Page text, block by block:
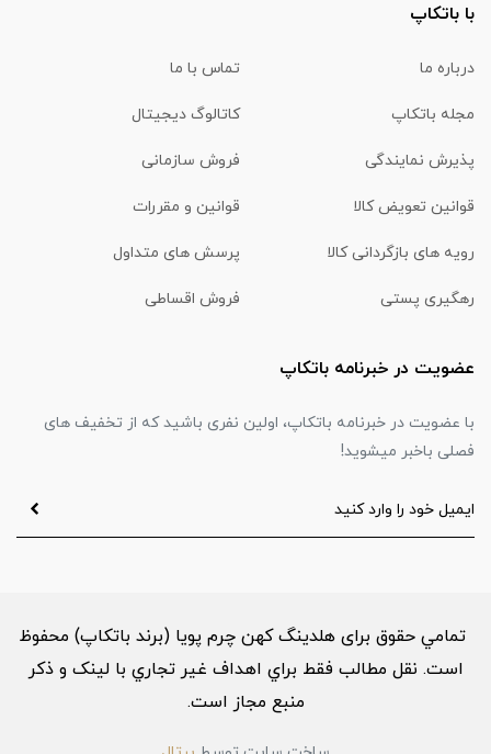
با باتکاپ
درباره ما تماس با ما
مجله باتکاپ کاتالوگ دیجیتال
پذیرش نمایندگی فروش سازمانی
قوانین تعویض کالا قوانین و مقررات
رویه های بازگردانی کالا پرسش های متداول
رهگیری پستی فروش اقساطی
عضویت در خبرنامه باتکاپ
با عضویت در خبرنامه باتکاپ، اولین نفری باشید که از تخفیف های
فصلی باخبر میشوید!
تمامي حقوق برای هلدینگ کهن چرم پویا (برند باتکاپ) محفوظ
است. نقل مطالب فقط براي اهداف غير تجاري با لینک و ذکر
منبع مجاز است.